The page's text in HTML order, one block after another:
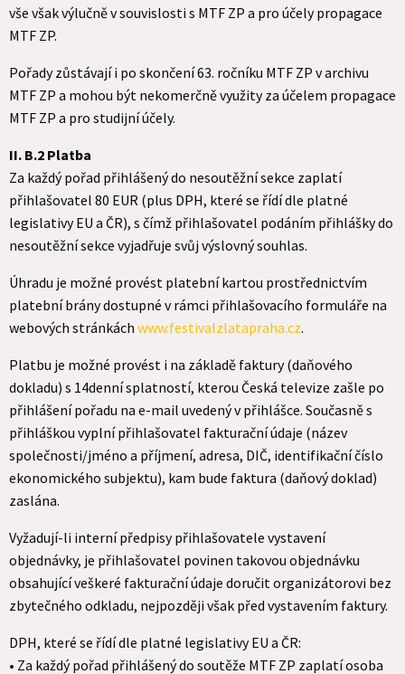
vše však výlučně v souvislosti s MTF ZP a pro účely propagace
MTF ZP.
Pořady zůstávají i po skončení 63. ročníku MTF ZP v archivu
MTF ZP a mohou být nekomerčně využity za účelem propagace
MTF ZP a pro studijní účely.
II. B.2 Platba
Za každý pořad přihlášený do nesoutěžní sekce zaplatí
přihlašovatel 80 EUR (plus DPH, které se řídí dle platné
legislativy EU a ČR), s čímž přihlašovatel podáním přihlášky do
nesoutěžní sekce vyjadřuje svůj výslovný souhlas.
Úhradu je možné provést platební kartou prostřednictvím
platební brány dostupné v rámci přihlašovacího formuláře na
webových stránkách www.festivalzlatapraha.cz.
Platbu je možné provést i na základě faktury (daňového
dokladu) s 14denní splatností, kterou Česká televize zašle po
přihlášení pořadu na e-mail uvedený v přihlášce. Současně s
přihláškou vyplní přihlašovatel fakturační údaje (název
společnosti/jméno a příjmení, adresa, DIČ, identifikační číslo
ekonomického subjektu), kam bude faktura (daňový doklad)
zaslána.
Vyžadují-li interní předpisy přihlašovatele vystavení
objednávky, je přihlašovatel povinen takovou objednávku
obsahující veškeré fakturační údaje doručit organizátorovi bez
zbytečného odkladu, nejpozději však před vystavením faktury.
DPH, které se řídí dle platné legislativy EU a ČR:
• Za každý pořad přihlášený do soutěže MTF ZP zaplatí osoba